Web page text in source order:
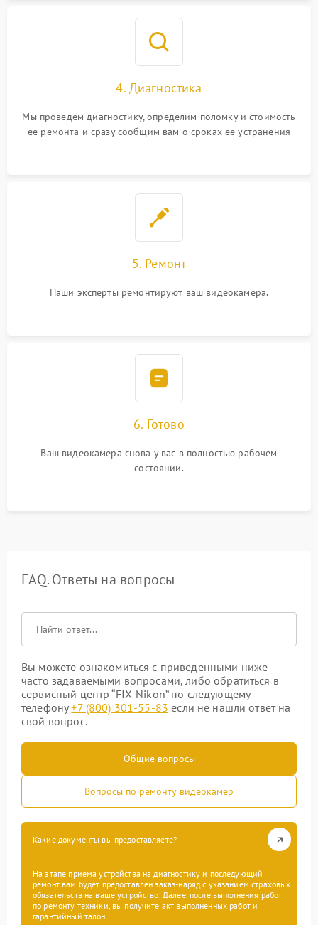
4. Диагностика
Мы проведем диагностику, определим поломку и стоимость
ее ремонта и сразу сообщим вам о сроках ее устранения
5. Ремонт
Наши эксперты ремонтируют ваш видеокамера.
6. Готово
Ваш видеокамера снова у вас в полностью рабочем
состоянии.
FAQ. Ответы на вопросы
Вы можете ознакомиться с приведенными ниже
часто задаваемыми вопросами, либо обратиться в
сервисный центр “FIX-Nikon” по следующему
телефону+7 (800) 301-55-83 если не нашли ответ на
свой вопрос.
Общие вопросы
Вопросы по ремонту видеокамер
Какие документы вы предоставляете?
На этапе приема устройства на диагностику и последующий
ремонт вам будет предоставлен заказ-наряд с указанием страховых
обязательств на ваше устройство. Далее, после выполнения работ
по ремонту техники, вы получите акт выполненных работ и
гарантийный талон.